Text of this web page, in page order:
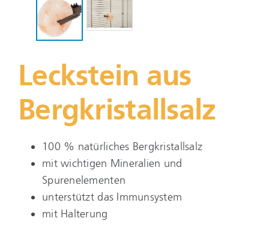
Leckstein aus
Bergkristallsalz
100 % natürliches Bergkristallsalz
mit wichtigen Mineralien und
Spurenelementen
unterstützt das Immunsystem
mit Halterung